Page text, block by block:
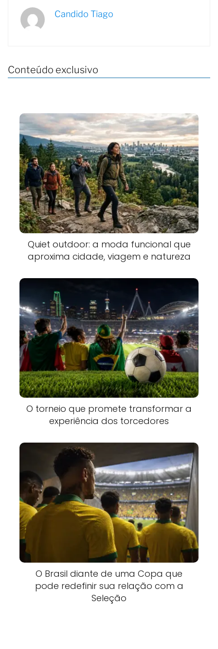
Candido Tiago
Conteúdo exclusivo
Quiet outdoor: a moda funcional que
aproxima cidade, viagem e natureza
O torneio que promete transformar a
experiência dos torcedores
O Brasil diante de uma Copa que
pode redefinir sua relação com a
Seleção